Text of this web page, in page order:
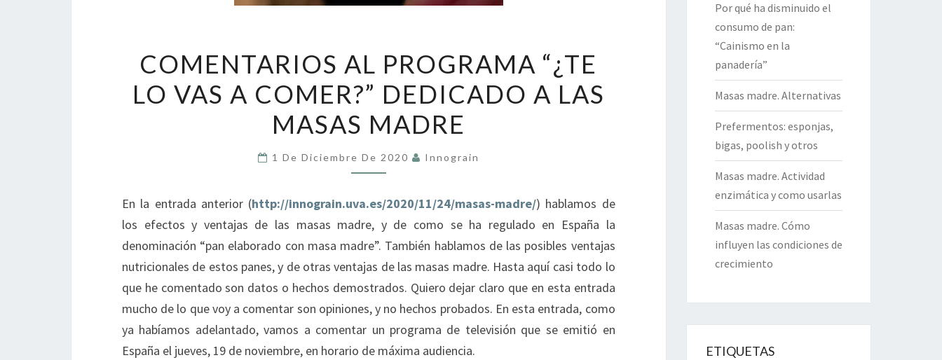
PROGRAMA
“¿TE
LO
A
DEDICADO
A
LAS
MASAS
MADRE
COMENTARIOS AL PROGRAMA “¿TE
LO VAS A COMER?” DEDICADO A LAS
MASAS MADRE
1 De Diciembre De 2020 Innograin
En la entrada anterior (http://innograin.uva.es/2020/11/24/masas-madre/) hablamos de
los efectos y ventajas de las masas madre, y de como se ha regulado en España la
denominación “pan elaborado con masa madre”. También hablamos de las posibles ventajas
nutricionales de estos panes, y de otras ventajas de las masas madre. Hasta aquí casi todo lo
que he comentado son datos o hechos demostrados. Quiero dejar claro que en esta entrada
mucho de lo que voy a comentar son opiniones, y no hechos probados. En esta entrada, como
ya habíamos adelantado, vamos a comentar un programa de televisión que se emitió en
España el jueves, 19 de noviembre, en horario de máxima audiencia.
Por qué ha disminuido el
consumo de pan:
“Cainismo en la
panadería”
Masas madre. Alternativas
Prefermentos: esponjas,
bigas, poolish y otros
Masas madre. Actividad
enzimática y como usarlas
Masas madre. Cómo
influyen las condiciones de
crecimiento
ETIQUETAS